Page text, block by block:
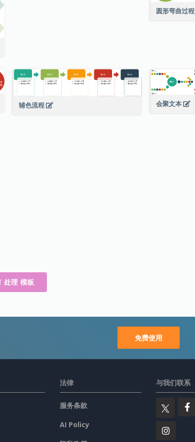
圆形弯曲过程
辅色流程 会聚文本
处理 模板
免费使用
法律
服务条款
AI Policy
与我们联系